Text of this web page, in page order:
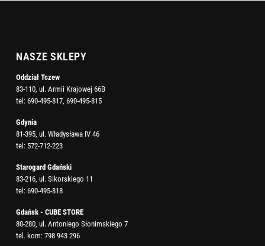
NASZE SKLEPY
Oddział Tczew
83-110, ul. Armii Krajowej 66B
tel: 690-495-817 690-495-815
Gdynia
81-395, ul. Władysława IV 46
tel: 572-712-223
Starogard Gdański
83-216, ul. Sikorskiego 11
tel: 690-495-818
Gdańsk - CUBE STORE
80-280, ul. Antoniego Słonimskiego 7
tel. kom: 798 943 296